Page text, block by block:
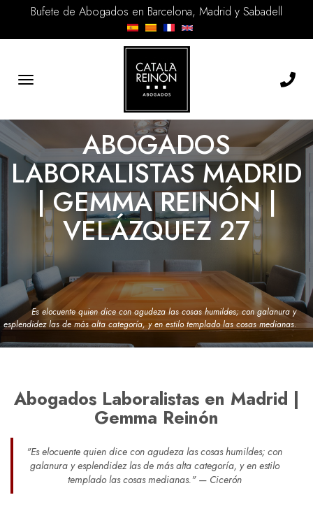
Bufete de Abogados en Barcelona, Madrid y Sabadell
Toggle
ABOGADOS
LABORALISTAS MADRID
| GEMMA REINÓN |
VELÁZQUEZ 27
Es elocuente quien dice con agudeza las cosas humildes; con galanura y
esplendidez las de más alta categoría, y en estilo templado las cosas medianas.
Abogados Laboralistas en Madrid |
Gemma Reinón
"Es elocuente quien dice con agudeza las cosas humildes; con
galanura y esplendidez las de más alta categoría, y en estilo
templado las cosas medianas." — Cicerón